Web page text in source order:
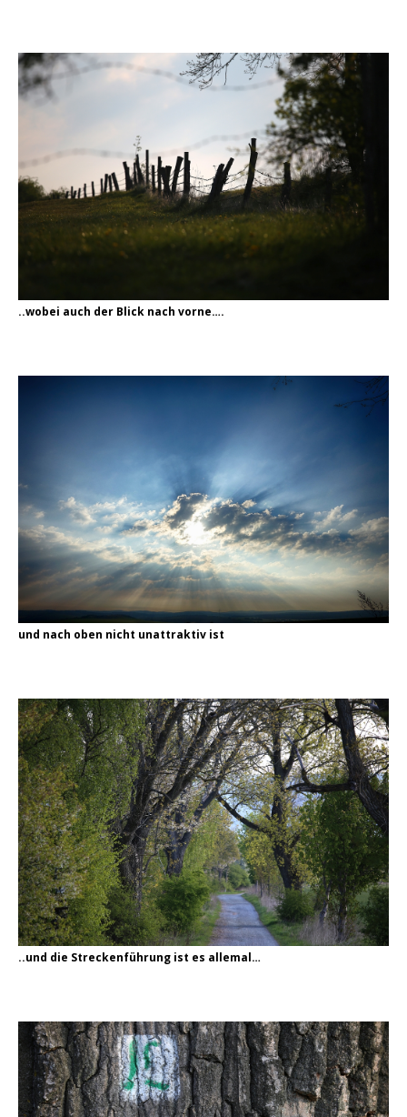
..wobei auch der Blick nach vorne….
und nach oben nicht unattraktiv ist
..und die Streckenführung ist es allemal…